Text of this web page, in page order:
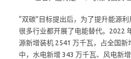
“双碳”目标提出后，为了提升能源利
很多行业都开展了电能替代。2022
源新增装机 2541 万千瓦，占全国新
中，水电新增 343 万千瓦、风电新